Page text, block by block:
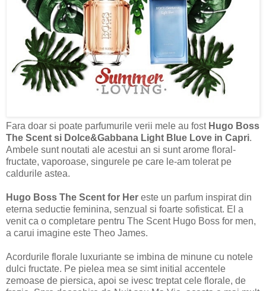
Fara doar si poate parfumurile verii mele au fost Hugo Boss
The Scent si Dolce&Gabbana Light Blue Love in Capri.
Ambele sunt noutati ale acestui an si sunt arome floral-
fructate, vaporoase, singurele pe care le-am tolerat pe
caldurile astea.
Hugo Boss The Scent for Her este un parfum inspirat din
eterna seductie feminina, senzual si foarte sofisticat. El a
venit ca o completare pentru The Scent Hugo Boss for men,
a carui imagine este Theo James.
Acordurile florale luxuriante se imbina de minune cu notele
dulci fructate. Pe pielea mea se simt initial accentele
zemoase de piersica, apoi se ivesc treptat cele florale, de